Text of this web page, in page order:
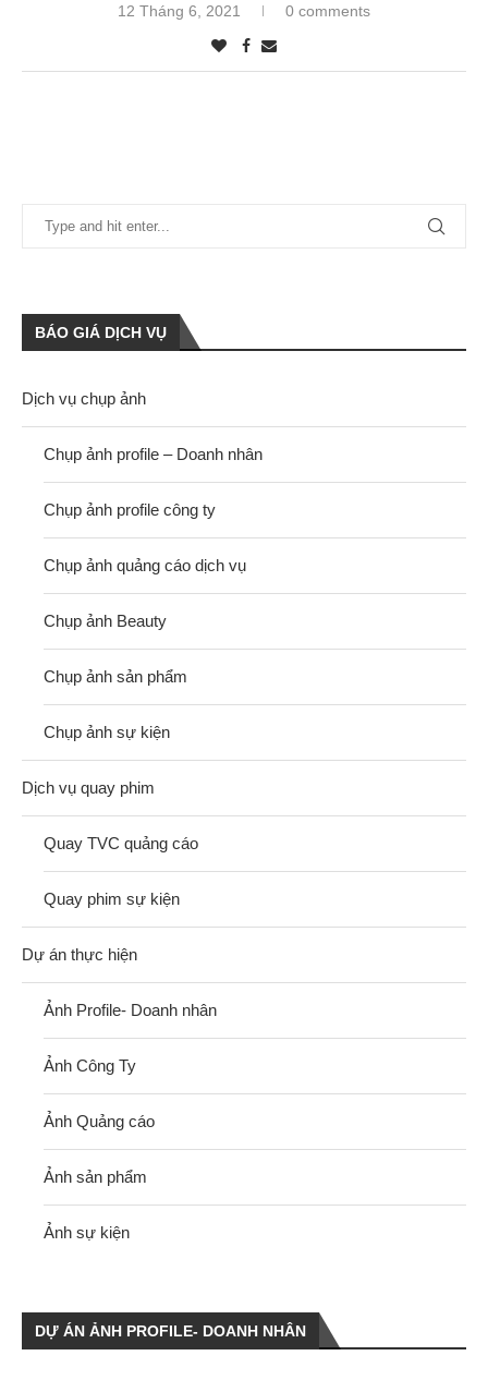
12 Tháng 6, 2021 0 comments
BÁO GIÁ DỊCH VỤ
Dịch vụ chụp ảnh
Chụp ảnh profile – Doanh nhân
Chụp ảnh profile công ty
Chụp ảnh quảng cáo dịch vụ
Chụp ảnh Beauty
Chụp ảnh sản phẩm
Chụp ảnh sự kiện
Dịch vụ quay phim
Quay TVC quảng cáo
Quay phim sự kiện
Dự án thực hiện
Ảnh Profile- Doanh nhân
Ảnh Công Ty
Ảnh Quảng cáo
Ảnh sản phẩm
Ảnh sự kiện
DỰ ÁN ẢNH PROFILE- DOANH NHÂN